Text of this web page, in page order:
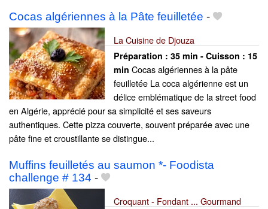
Cocas algériennes à la Pâte feuilletée -
La Cuisine de Djouza
Préparation : 35 min - Cuisson : 15
min Cocas algériennes à la pâte
feuilletée La coca algérienne est un
délice emblématique de la street food
en Algérie, apprécié pour sa simplicité et ses saveurs
authentiques. Cette pizza couverte, souvent préparée avec une
pâte fine et croustillante se distingue...
Muffins feuilletés au saumon *- Foodista
challenge # 134 -
Croquant - Fondant ... Gourmand